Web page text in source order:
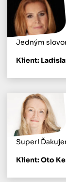
Jedným
Klient:
Super!
Klient: Oto